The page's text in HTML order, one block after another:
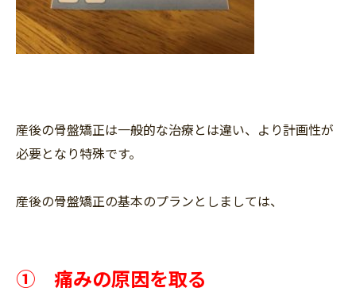
産後の骨盤矯正は一般的な治療とは違い、より計画性が
必要となり特殊です。
産後の骨盤矯正の基本のプランとしましては、
① 痛みの原因を取る